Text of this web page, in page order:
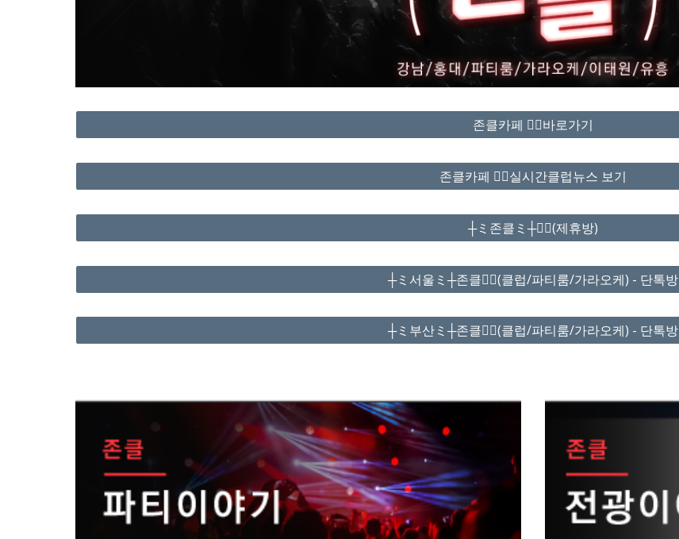
존클카페 ❤️‍🔥바로가기
존클카페 ❤️‍🔥실시간클럽뉴스 보기
┼ミ존클ミ┼❤️‍🔥(제휴방)
┼ミ서울ミ┼존클❤️‍🔥(클럽/파티룸/가라오케) - 단톡방
┼ミ부산ミ┼존클❤️‍🔥(클럽/파티룸/가라오케) - 단톡방